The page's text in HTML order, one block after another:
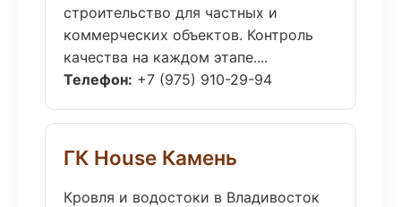
строительство для частных и
коммерческих объектов. Контроль
качества на каждом этапе....
Телефон: +7 (975) 910-29-94
ГК House Камень
Кровля и водостоки в Владивосток